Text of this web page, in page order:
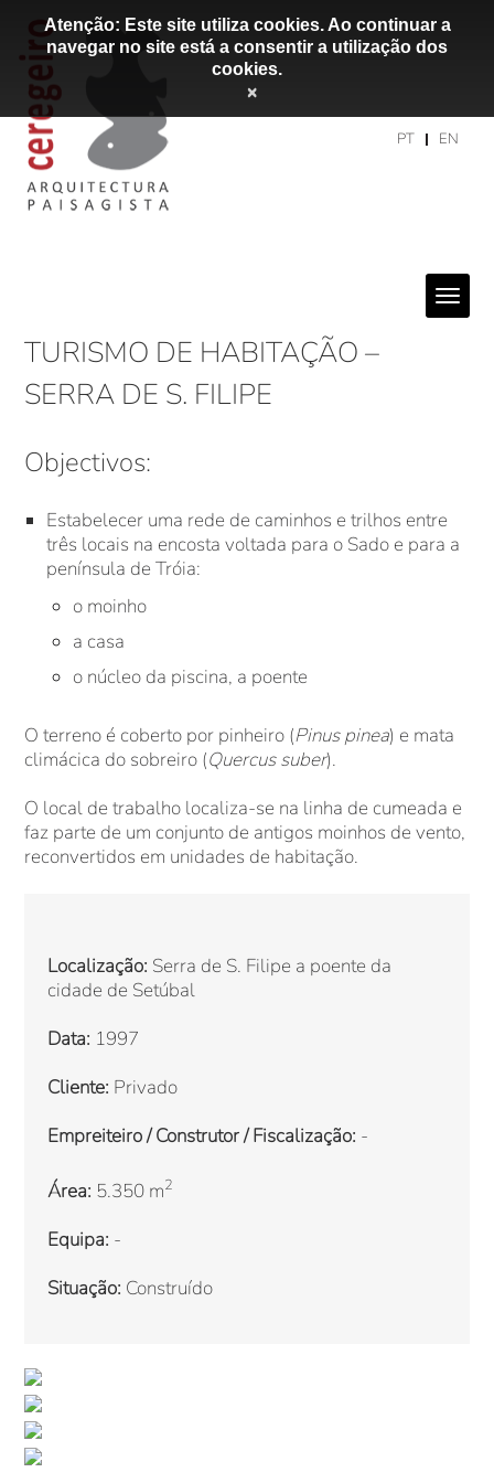
PT EN
TURISMO DE HABITAÇÃO –
SERRA DE S. FILIPE
Objectivos:
Estabelecer uma rede de caminhos e trilhos entre
três locais na encosta voltada para o Sado e para a
península de Tróia:
o moinho
a casa
o núcleo da piscina, a poente
O terreno é coberto por pinheiro (Pinus pinea) e mata
climácica do sobreiro (Quercus suber).
O local de trabalho localiza-se na linha de cumeada e
faz parte de um conjunto de antigos moinhos de vento,
reconvertidos em unidades de habitação.
Localização: Serra de S. Filipe a poente da
cidade de Setúbal
Data: 1997
Cliente: Privado
Empreiteiro / Construtor / Fiscalização: -
Área: 5.350 m2
Equipa: -
Situação: Construído
Atenção: Este site utiliza cookies. Ao continuar a
navegar no site está a consentir a utilização dos
cookies.
×